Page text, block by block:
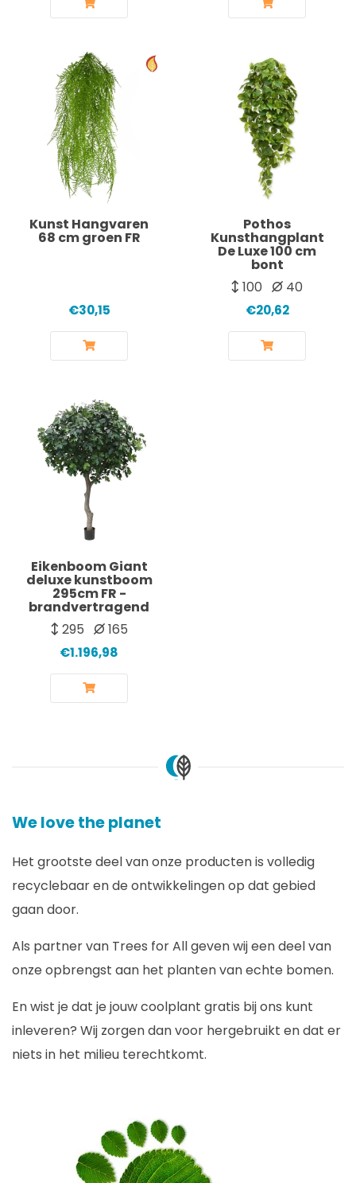
Kunst Hangvaren
68 cm groen FR
€30,15
Pothos
Kunsthangplant
De Luxe 100 cm
bont
100
40
€20,62
Eikenboom Giant
deluxe kunstboom
295cm FR -
brandvertragend
295
165
€1.196,98
We love the planet
Het grootste deel van onze producten is volledig
recyclebaar en de ontwikkelingen op dat gebied
gaan door.
Als partner van Trees for All geven wij een deel van
onze opbrengst aan het planten van echte bomen.
En wist je dat je jouw coolplant gratis bij ons kunt
inleveren? Wij zorgen dan voor hergebruikt en dat er
niets in het milieu terechtkomt.